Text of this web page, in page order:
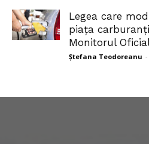
Legea care
piața
Monitorul
Ștefana Teodoreanu -